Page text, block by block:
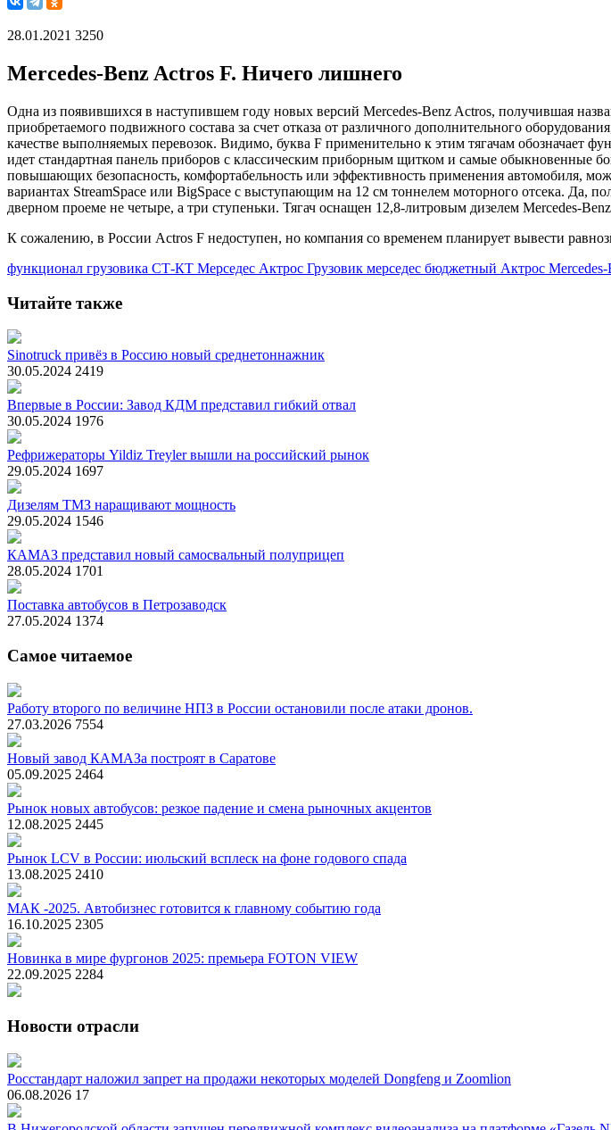
28.01.2021 3250
Mercedes-Benz Actros F. Ничего лишнего
Одна из появившихся в наступившем году новых версий Mercedes-Benz Actros, получившая
приобретаемого подвижного состава за счет отказа от различного дополнительного
качестве выполняемых перевозок. Видимо, буква F применительно к этим тягачам обозначает
идет стандартная панель приборов с классическим приборным щитком и самые обыкновенные
повышающих безопасность, комфортабельность или эффективность применения автомобиля,
вариантах StreamSpace или BigSpace с выступающим на 12 см тоннелем моторного отсека. Да,
дверном проеме не четыре, а три ступеньки. Тягач оснащен 12,8-литровым дизелем Mercedes-
К сожалению, в России Actros F недоступен, но компания со временем планирует вывести
функционал грузовика СТ-КТ Мерседес Актрос Грузовик мерседес бюджетный Актрос
Читайте также
Sinotruck привёз в Россию новый среднетоннажник
30.05.2024 2419
Впервые в России: Завод КДМ представил гибкий отвал
30.05.2024 1976
Рефрижераторы Yildiz Treyler вышли на российский рынок
29.05.2024 1697
Дизелям ТМЗ наращивают мощность
29.05.2024 1546
КАМАЗ представил новый самосвальный полуприцеп
28.05.2024 1701
Поставка автобусов в Петрозаводск
27.05.2024 1374
Самое читаемое
Работу второго по величине НПЗ в России остановили после атаки дронов.
27.03.2026 7554
Новый завод КАМАЗа построят в Саратове
05.09.2025 2464
Рынок новых автобусов: резкое падение и смена рыночных акцентов
12.08.2025 2445
Рынок LCV в России: июльский всплеск на фоне годового спада
13.08.2025 2410
МАК -2025. Автобизнес готовится к главному событию года
16.10.2025 2305
Новинка в мире фургонов 2025: премьера FOTON VIEW
22.09.2025 2284
Новости отрасли
Росстандарт наложил запрет на продажи некоторых моделей Dongfeng и Zoomlion
06.08.2026 17